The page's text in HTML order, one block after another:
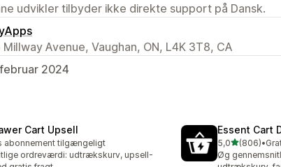
udvikler tilbyder ikke direkte support på Dansk.
Millway Avenue, Vaughan, ON, L4K 3T8, CA
2024
Cart Upsell
alt
abonnement tilgængeligt
ordreværdi: udtrækskurv, upsell-
Essent Cart
5,0ud af 5
(806)
806 •
Øg